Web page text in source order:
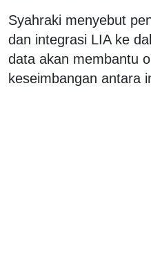
Syahraki menyebut
dan integrasi LIA ke
data akan membantu
keseimbangan antara